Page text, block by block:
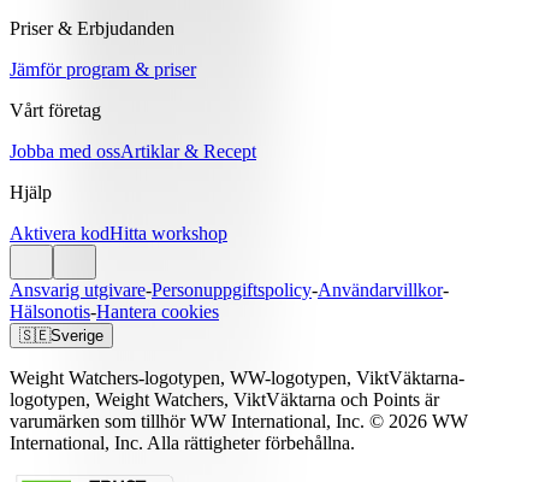
Priser & Erbjudanden
Jämför program & priser
Vårt företag
Jobba med ossArtiklar & Recept
Hjälp
Aktivera kodHitta workshop
Ansvarig utgivare-Personuppgiftspolicy-Användarvillkor-
Hälsonotis-Hantera cookies
🇸🇪Sverige
Weight Watchers-logotypen, WW-logotypen, ViktVäktarna-
logotypen, Weight Watchers, ViktVäktarna och Points är
varumärken som tillhör WW International, Inc. © 2026 WW
International, Inc. Alla rättigheter förbehållna.